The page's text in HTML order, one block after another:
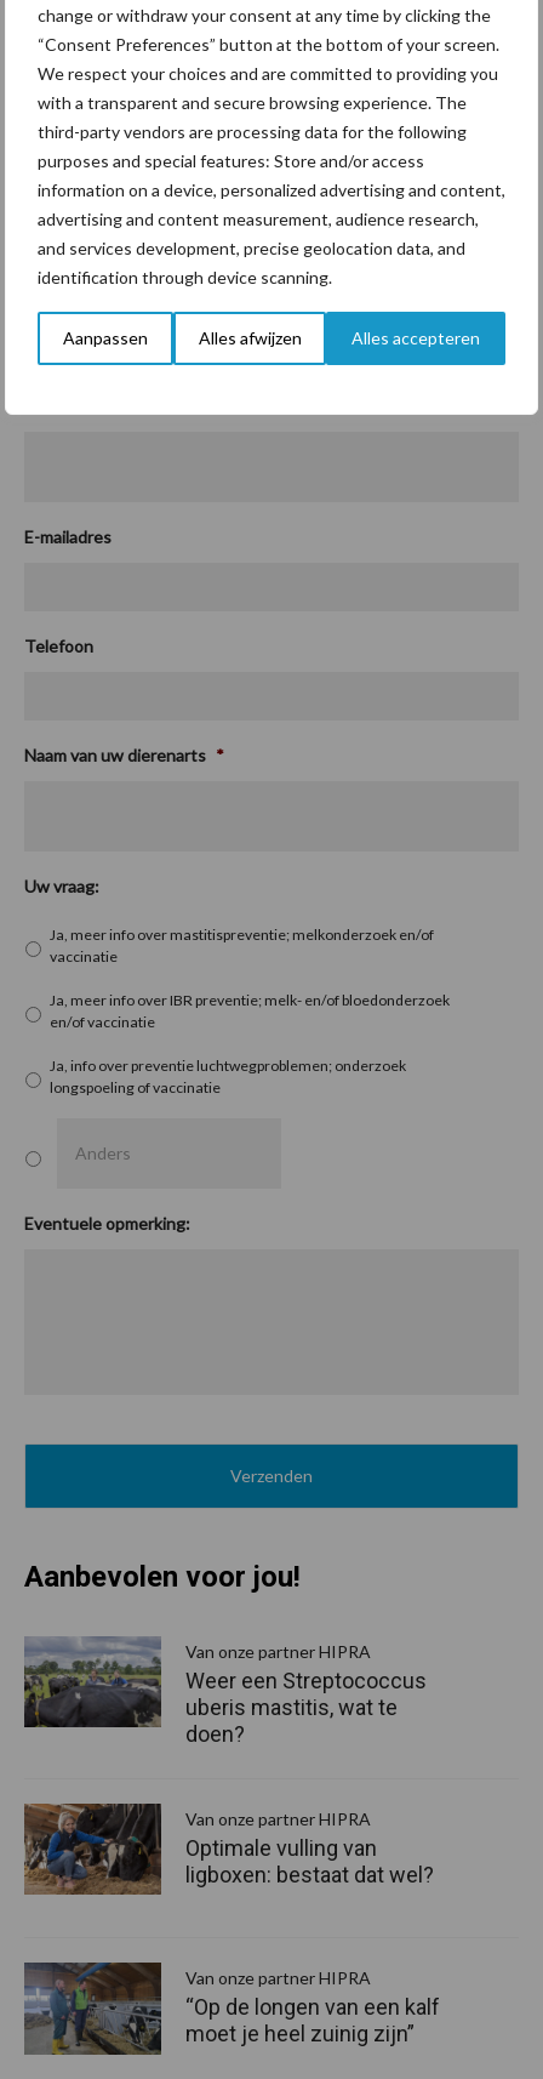
change or withdraw your consent at any time by clicking the
“Consent Preferences” button at the bottom of your screen.
We respect your choices and are committed to providing you
with a transparent and secure browsing experience. The
third-party vendors are processing data for the following
purposes and special features: Store and/or access
information on a device, personalized advertising and content,
advertising and content measurement, audience research,
and services development, precise geolocation data, and
identification through device scanning.
Aanpassen Alles afwijzen Alles accepteren
het raadzaam om onderzoek te doen welke kiemen een rol spelen.
Dit kan via verschillende methodes, uw dierenarts kan u hierin
adviseren. Wanneer de veroorzakende kiemen bekend zijn kan
worden bepaald welk vaccin en welke andere maatregelen het
meest effectief zullen zijn. Wilt u meer weten over wat u op uw
bedrijf kunt doen om uw kalveren beter beschermd te hebben?
Neem dan contact op met 1 van de dierenartsen van HIPRA;
Contactformulier Hipra
E-mailadres
Telefoon
Naam van uw dierenarts *
Uw vraag:
Ja, meer info over mastitispreventie; melkonderzoek en/of
vaccinatie
Ja, meer info over IBR preventie; melk- en/of bloedonderzoek
en/of vaccinatie
Ja, info over preventie luchtwegproblemen; onderzoek
longspoeling of vaccinatie
Eventuele opmerking:
Aanbevolen voor jou!
Van onze partner HIPRA
Weer een Streptococcus
uberis mastitis, wat te
doen?
Van onze partner HIPRA
Optimale vulling van
ligboxen: bestaat dat wel?
Van onze partner HIPRA
“Op de longen van een kalf
moet je heel zuinig zijn”